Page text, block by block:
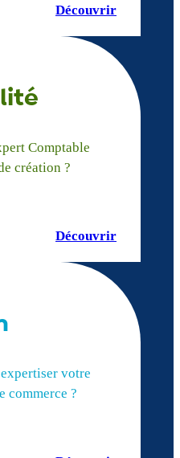
Découvrir
Comptable
création ?
Découvrir
votre
commerce ?